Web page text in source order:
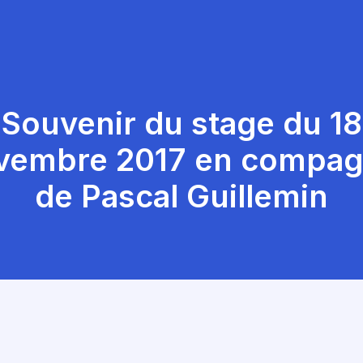
Souvenir du stage du 18
2017 en
de Pascal Guillemin